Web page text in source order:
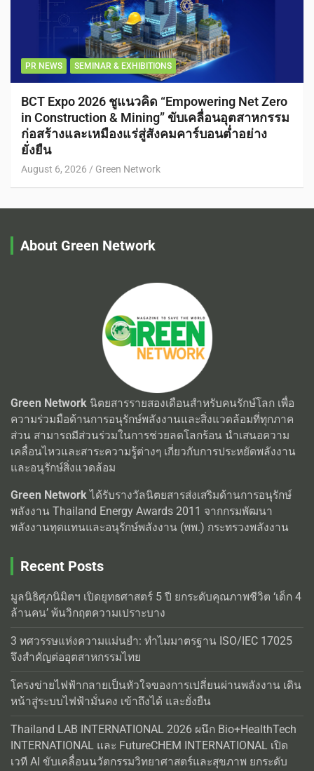
PR NEWS SEMINAR & EXHIBITIONS
BCT Expo 2026 ชูแนวคิด “Empowering Net Zero
in Construction & Mining” ขับเคลื่อนอุตสาหกรรม
ก่อสร้างและเหมืองแร่สู่สังคมคาร์บอนต่ำอย่าง
ยั่งยืน
August 6, 2026 Green Network
About Green Network
Green Network นิตยสารรายสองเดือนสำหรับคนรักษ์โลก เพื่อ
ความร่วมมือด้านการอนุรักษ์พลังงานและสิ่งแวดล้อมที่ทุกภาค
ส่วน สามารถมีส่วนร่วมในการช่วยลดโลกร้อน นำเสนอความ
เคลื่อนไหวและสาระความรู้ต่างๆ เกี่ยวกับการประหยัดพลังงาน
และอนุรักษ์สิ่งแวดล้อม
Green Networkได้รับรางวัลนิตยสารส่งเสริมด้านการอนุรักษ์
พลังงาน Thailand Energy Awards 2011 จากกรมพัฒนา
พลังงานทุดแทนและอนุรักษ์พลังงาน (พพ.) กระทรวงพลังงาน
Recent Posts
มูลนิธิศุภนิมิตฯ เปิดยุทธศาสตร์ 5 ปี ยกระดับคุณภาพชีวิต ‘เด็ก 4
ล้านคน’ พ้นวิกฤตความเปราะบาง
3 ทศวรรษแห่งความแม่นยำ: ทำไมมาตรฐาน ISO/IEC 17025
จึงสำคัญต่ออุตสาหกรรมไทย
โครงข่ายไฟฟ้ากลายเป็นหัวใจของการเปลี่ยนผ่านพลังงาน เดิน
หน้าสู่ระบบไฟฟ้ามั่นคง เข้าถึงได้ และยั่งยืน
Thailand LAB INTERNATIONAL 2026 ผนึก Bio+HealthTech
INTERNATIONAL และ FutureCHEM INTERNATIONAL เปิด
เวที AI ขับเคลื่อนนวัตกรรมวิทยาศาสตร์และสุขภาพ ยกระดับ